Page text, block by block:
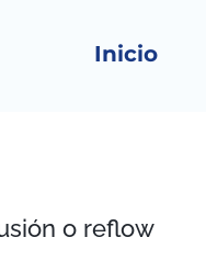
Inicio
o reflow